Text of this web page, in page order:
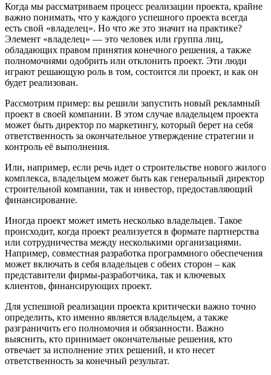
Когда мы рассматриваем процесс реализации проекта, крайне
важно понимать, что у каждого успешного проекта всегда
есть свой «владелец». Но что же это значит на практике?
Элемент «владелец» — это человек или группа лиц,
обладающих правом принятия конечного решения, а также
полномочиями одобрить или отклонить проект. Эти люди
играют решающую роль в том, состоится ли проект, и как он
будет реализован.
Рассмотрим пример: вы решили запустить новый рекламный
проект в своей компании. В этом случае владельцем проекта
может быть директор по маркетингу, который берет на себя
ответственность за окончательное утверждение стратегии и
контроль её выполнения.
Или, например, если речь идет о строительстве нового жилого
комплекса, владельцем может быть как генеральный директор
строительной компании, так и инвестор, предоставляющий
финансирование.
Иногда проект может иметь несколько владельцев. Такое
происходит, когда проект реализуется в формате партнерства
или сотрудничества между несколькими организациями.
Например, совместная разработка программного обеспечения
может включать в себя владельцев с обеих сторон – как
представители фирмы-разработчика, так и ключевых
клиентов, финансирующих проект.
Для успешной реализации проекта критически важно точно
определить, кто именно является владельцем, а также
разграничить его полномочия и обязанности. Важно
выяснить, кто принимает окончательные решения, кто
отвечает за исполнение этих решений, и кто несет
ответственность за конечный результат.